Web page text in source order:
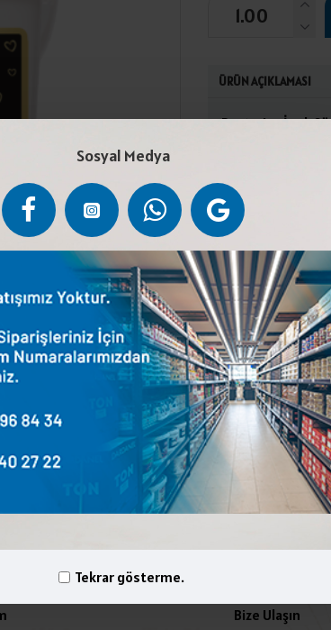
Sosyal Medya
Tekrar gösterme.
ÜRÜN AÇIKLAMASI
Pastarize İnek
Kuru Yerde
Bize Ulaşın